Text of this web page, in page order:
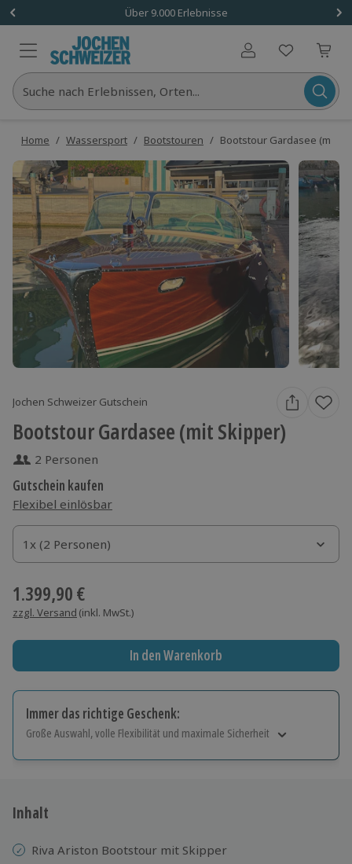
Über 9.000 Erlebnisse
Benutzerkonto
Suche nach Erlebnissen, Orten...
Home / Wassersport / Bootstouren / Bootstour Gardasee (mit
Jochen Schweizer Gutschein
Bootstour Gardasee (mit Skipper)
2 Personen
Gutschein kaufen
Flexibel einlösbar
1x (2 Personen)
1x (2 Personen)
1x (2 Personen)
1.399,90 €
zzgl. Versand (inkl. MwSt.)
In den Warenkorb
Immer das richtige Geschenk:
Große Auswahl, volle Flexibilität und maximale Sicherheit
Jeder Gutschein für alle Erlebnisse einlösbar.
Inhalt
Riva Ariston Bootstour mit Skipper